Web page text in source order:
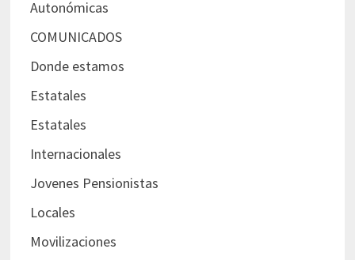
Autonómicas
COMUNICADOS
Donde estamos
Estatales
Estatales
Internacionales
Jovenes Pensionistas
Locales
Movilizaciones